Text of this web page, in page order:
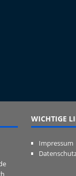
WICHTIGE
Impressum